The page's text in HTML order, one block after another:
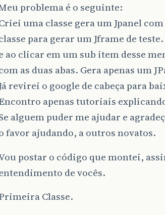
problema é o seguinte:
uma classe gera um Jpanel
para gerar um Jframe de
ao clicar em um sub item desse
as duas abas. Gera apenas um
revirei o google de cabeça para
apenas tutoriais
alguem puder me ajudar e
favor ajudando, a outros novatos.
postar o código que montei,
de vocês.
Classe.